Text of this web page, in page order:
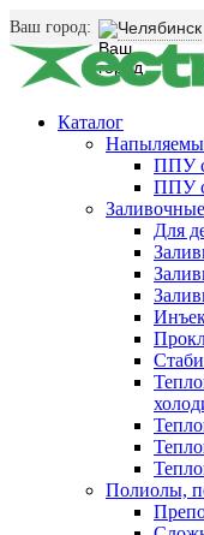
Ваш город: Челябинск
Каталог
ППУ с
ППУ с
Для
Полиолы,